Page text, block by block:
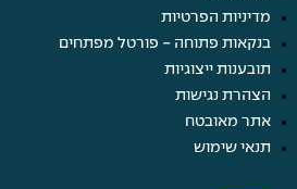
מדיניות הפרטיות
בנקאות פתוחה - פורטל מפתחים
תובענות ייצוגיות
הצהרת נגישות
אתר מאובטח
תנאי שימוש